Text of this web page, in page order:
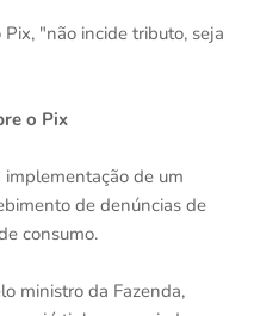
"não incide tributo, seja
o Pix
de um
de denúncias de
consumo.
ministro da Fazenda,